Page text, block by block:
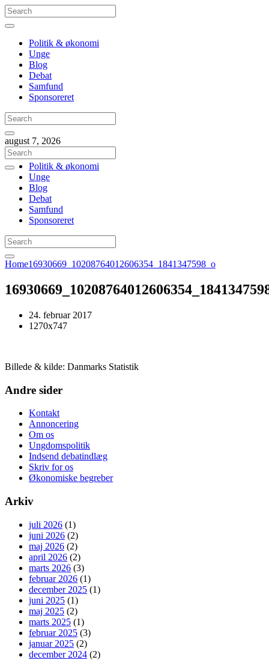
Politik & økonomi
Unge
Blog
Debat
Samfund
Sponsoreret
august 7, 2026
Politik & økonomi
Unge
Blog
Debat
Samfund
Sponsoreret
Home16930669_10208764012606354_1841347598_o
24. februar 2017
1270x747
Billede & kilde: Danmarks Statistik
Andre sider
Kontakt
Annoncering
Om os
Ungdomspolitik
Indsend debatindlæg
Skriv for os
Økonomiske begreber
Arkiv
juli 2026 (1)
juni 2026 (2)
maj 2026 (2)
april 2026 (2)
marts 2026 (3)
februar 2026 (1)
december 2025 (1)
juni 2025 (1)
maj 2025 (2)
marts 2025 (1)
februar 2025 (3)
januar 2025 (2)
december 2024 (2)